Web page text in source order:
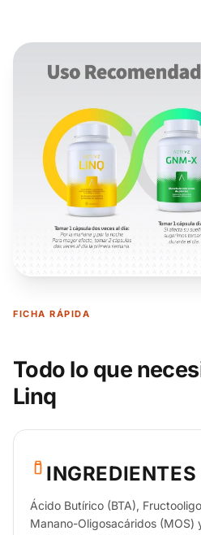
FICHA RÁPIDA
Todo lo que
Linq
INGREDIENTES
Ácido Butírico (BTA),
Manano-Oligosacáridos (MOS)